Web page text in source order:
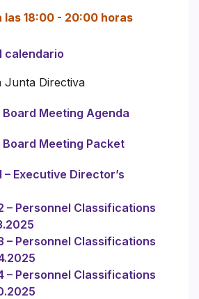
las 18:00 - 20:00 horas
calendario
Junta Directiva
Meeting Agenda
Board Meeting Packet
Executive Director’s
– Personnel Classifications
– Personnel Classifications
– Personnel Classifications